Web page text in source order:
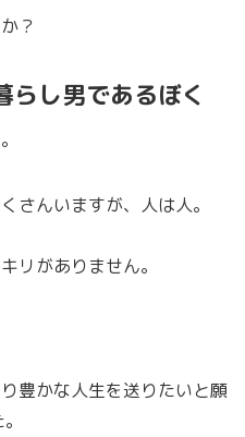
？
らし男であるぼく
さんいますが、人は人。
リがありません。
豊かな人生を送りたいと願